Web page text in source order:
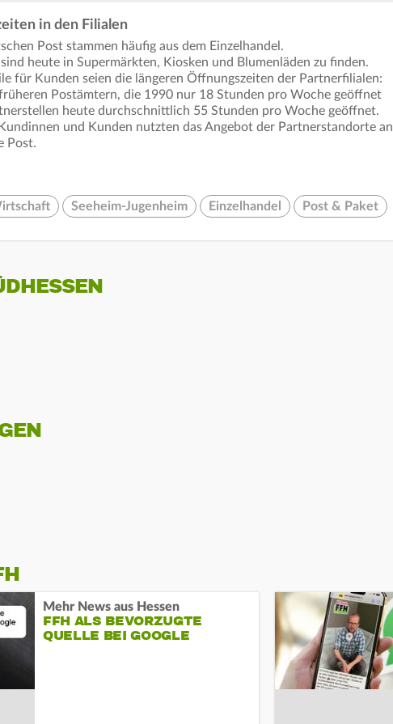
in den Filialen
Post stammen häufig aus dem Einzelhandel.
heute in Supermärkten, Kiosken und Blumenläden zu finden.
für Kunden seien die längeren Öffnungszeiten der Partnerfilialen:
früheren Postämtern, die 1990 nur 18 Stunden pro Woche geöffnet
heute durchschnittlich 55 Stunden pro Woche geöffnet.
und Kunden nutzten das Angebot der Partnerstandorte an
Post.
Seeheim-Jugenheim Einzelhandel Post & Paket
Mehr News aus Hessen
FFH ALS BEVORZUGTE
QUELLE BEI GOOGLE